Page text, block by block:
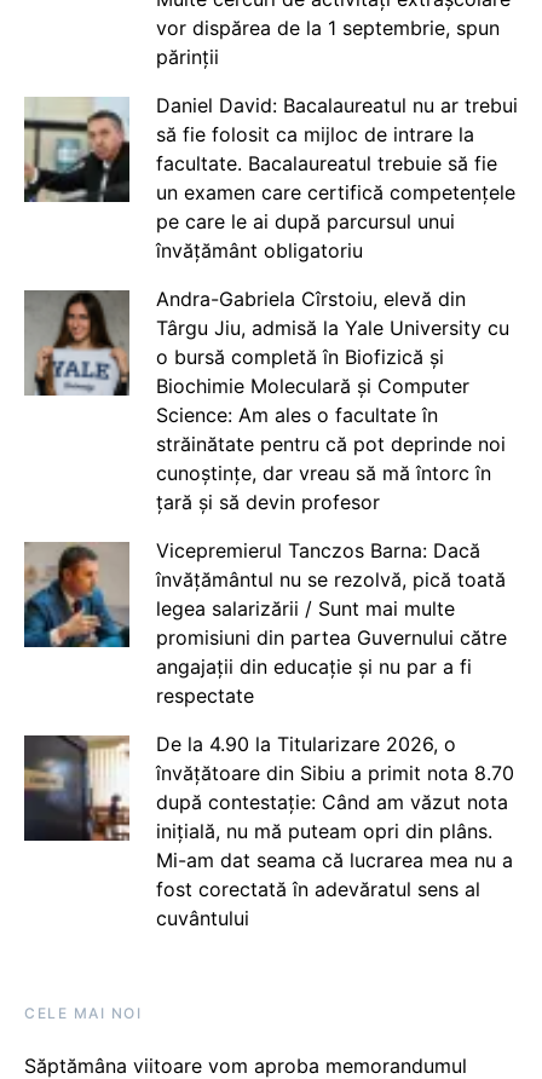
vor dispărea de la 1 septembrie, spun
părinții
Daniel David: Bacalaureatul nu ar trebui
să fie folosit ca mijloc de intrare la
facultate. Bacalaureatul trebuie să fie
un examen care certifică competențele
pe care le ai după parcursul unui
învățământ obligatoriu
Andra-Gabriela Cîrstoiu, elevă din
Târgu Jiu, admisă la Yale University cu
o bursă completă în Biofizică și
Biochimie Moleculară și Computer
Science: Am ales o facultate în
străinătate pentru că pot deprinde noi
cunoștințe, dar vreau să mă întorc în
țară și să devin profesor
Vicepremierul Tanczos Barna: Dacă
învățământul nu se rezolvă, pică toată
legea salarizării / Sunt mai multe
promisiuni din partea Guvernului către
angajații din educație și nu par a fi
respectate
De la 4.90 la Titularizare 2026, o
învățătoare din Sibiu a primit nota 8.70
după contestație: Când am văzut nota
inițială, nu mă puteam opri din plâns.
Mi-am dat seama că lucrarea mea nu a
fost corectată în adevăratul sens al
cuvântului
CELE MAI NOI
Săptămâna viitoare vom aproba memorandumul